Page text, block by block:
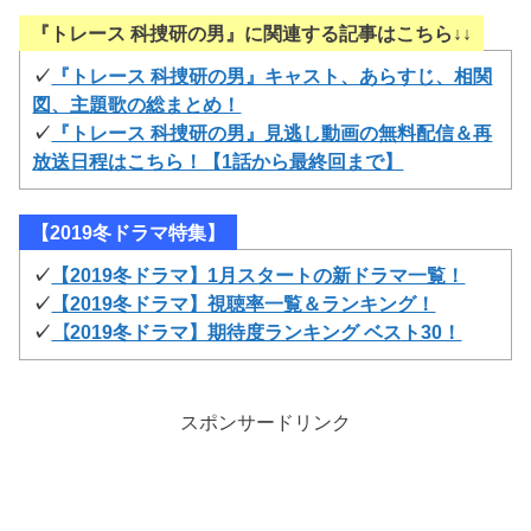
『トレース 科捜研の男』に関連する記事はこちら↓↓
✓ 『トレース 科捜研の男』キャスト、あらすじ、相関
図、主題歌の総まとめ！
✓ 『トレース 科捜研の男』見逃し動画の無料配信＆再
放送日程はこちら！【1話から最終回まで】
【2019冬ドラマ特集】
✓ 【2019冬ドラマ】1月スタートの新ドラマ一覧！
✓ 【2019冬ドラマ】視聴率一覧＆ランキング！
✓ 【2019冬ドラマ】期待度ランキング ベスト30！
スポンサードリンク